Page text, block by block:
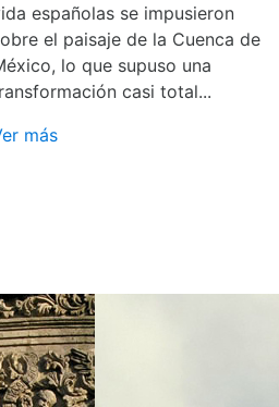
españolas se impusieron
el paisaje de la Cuenca de
lo que supuso una
casi total...
más